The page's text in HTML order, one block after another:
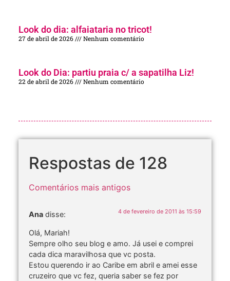
Look do dia: alfaiataria no tricot!
27 de abril de 2026 Nenhum comentário
Look do Dia: partiu praia c/ a sapatilha Liz!
22 de abril de 2026 Nenhum comentário
Respostas de 128
Comentários mais antigos
Ana disse: 4 de fevereiro de 2011 às 15:59
Olá, Mariah!
Sempre olho seu blog e amo. Já usei e comprei
cada dica maravilhosa que vc posta.
Estou querendo ir ao Caribe em abril e amei esse
cruzeiro que vc fez, queria saber se fez por